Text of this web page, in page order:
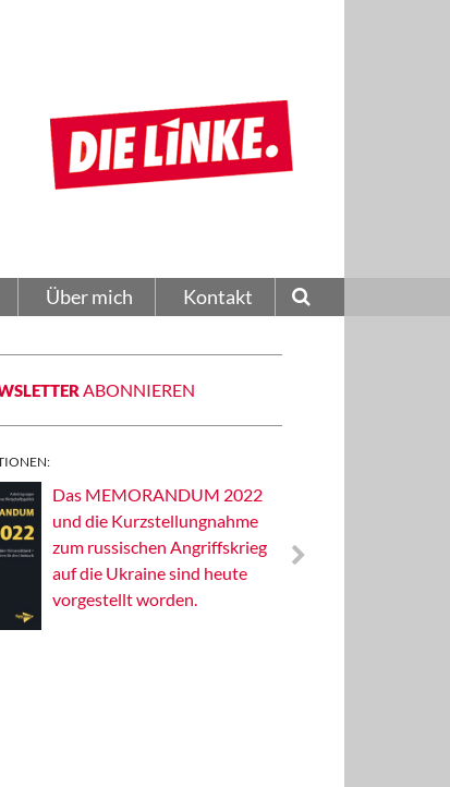
Über mich Kontakt
ABONNIEREN
Das MEMORANDUM 2022
und die Kurzstellungnahme
zum russischen Angriffskrieg
auf die Ukraine sind heute
vorgestellt worden.